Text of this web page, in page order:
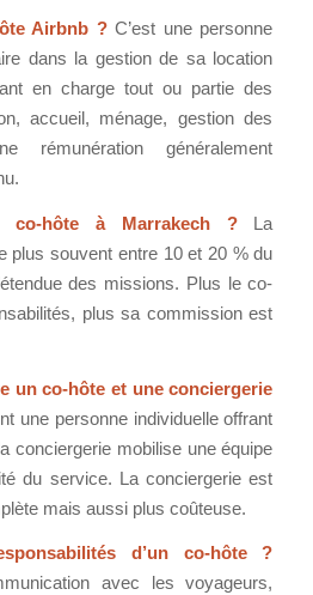
Airbnb ?C’est une personne
dans la gestion de sa location
en charge tout ou partie des
accueil, ménage, gestion des
rémunération généralement
co-hôte à Marrakech ?La
plus souvent entre 10 et 20 % du
des missions. Plus le co-
plus sa commission est
un co-hôte et une conciergerie
une personne individuelle offrant
conciergerie mobilise une équipe
du service. La conciergerie est
mais aussi plus coûteuse.
d’un co-hôte ?
avec les voyageurs,